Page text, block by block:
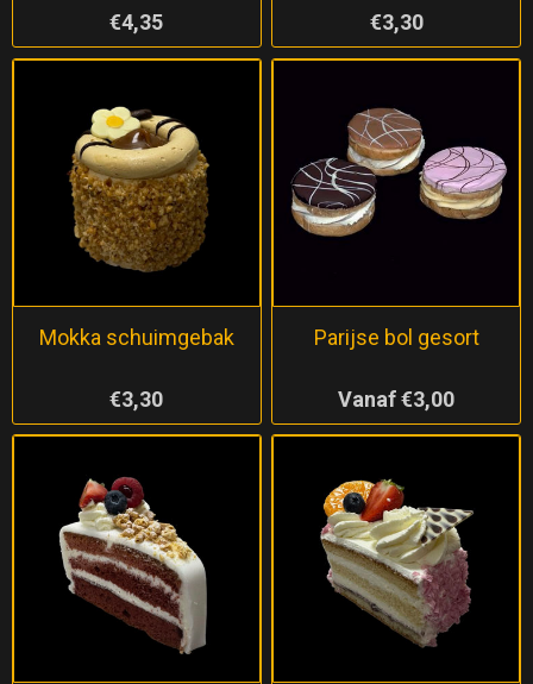
€4,35
€3,30
Mokka schuimgebak
€3,30
Parijse bol gesort
Vanaf €3,00